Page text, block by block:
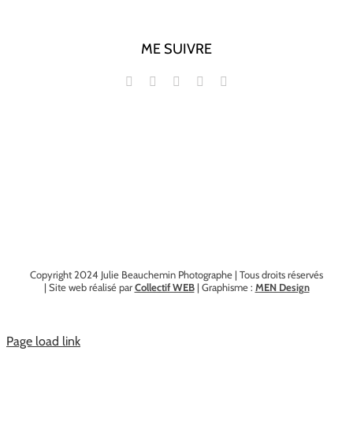
ME SUIVRE
Copyright 2024 Julie Beauchemin Photographe | Tous droits réservés
| Site web réalisé parCollectif WEB| Graphisme : MEN Design
Page load link